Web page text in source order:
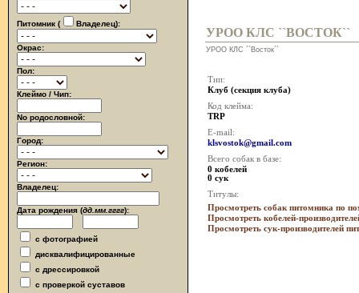
Питомник ( Владелец):
Окрас:
Пол:
Клеймо / Чип:
No родословной:
Город:
Регион:
Владелец:
Дата рождения (дд.мм.гггг):
с фотографией
дисквалифицированные
с дрессировкой
с проверкой суставов
УРОО КЛС ``ВОСТОК``
УРОО КЛС ``Восток``
Тип:
Клуб (секция клуба)
Код клейма:
TRP
E-mail:
klsvostok@gmail.com
Всего собак в базе:
0 кобелей
0 сук
Титулы:
Просмотреть собак питомника по
Просмотреть кобелей-
Просмотреть сук-производителей